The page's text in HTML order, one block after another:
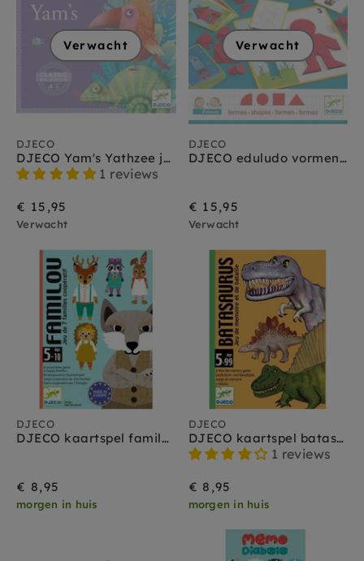
Verwacht
DJECO
DJECO Yam's Yathzee junior 4-8 jr
1 reviews
€ 15,95
Verwacht
Verwacht
DJECO
DJECO eduludo vormen 4 jr+
€ 15,95
Verwacht
DJECO
DJECO kaartspel familou 5 jr+
€ 8,95
morgen in huis
DJECO
DJECO kaartspel batasaurus 5-99 jr
1 reviews
€ 8,95
morgen in huis